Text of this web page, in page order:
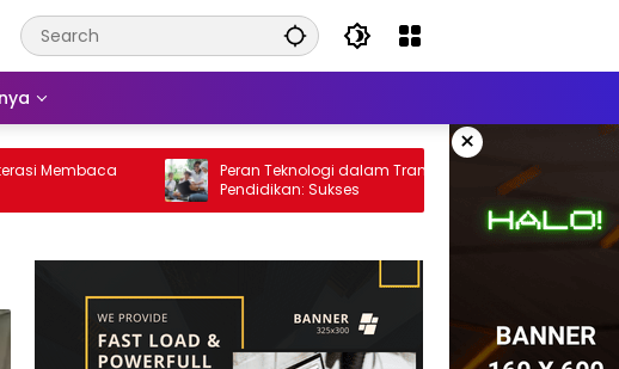
×
Peran Teknologi dalam Transformasi
Pendidikan: Sukses